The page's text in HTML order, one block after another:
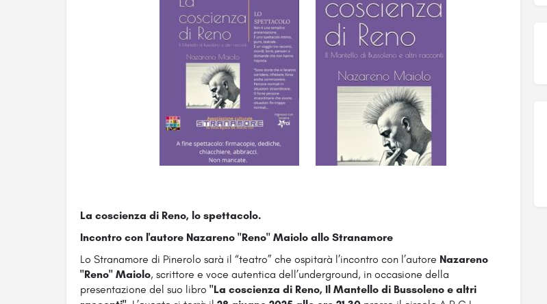
La coscienza di Reno, lo spettacolo.
Incontro con l'autore Nazareno "Reno" Maiolo allo Stranamore
Lo Stranamore di Pinerolo sarà il “teatro” che ospitarà l’incontro con l’autore Nazareno
"Reno" Maiolo, scrittore e voce autentica dell’underground, in occasione della
presentazione del suo libro "La coscienza di Reno, Il Mantello di Bussoleno e altri